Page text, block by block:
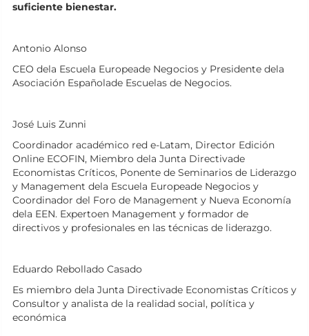
suficiente bienestar.
Antonio Alonso
CEO dela Escuela Europeade Negocios y Presidente dela
Asociación Españolade Escuelas de Negocios.
José Luis Zunni
Coordinador académico red e-Latam, Director Edición
Online ECOFIN, Miembro dela Junta Directivade
Economistas Críticos, Ponente de Seminarios de Liderazgo
y Management dela Escuela Europeade Negocios y
Coordinador del Foro de Management y Nueva Economía
dela EEN. Expertoen Management y formador de
directivos y profesionales en las técnicas de liderazgo.
Eduardo Rebollado Casado
Es miembro dela Junta Directivade Economistas Críticos y
Consultor y analista de la realidad social, política y
económica